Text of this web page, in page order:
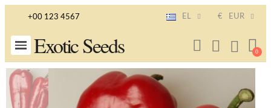
+00 123 4567 EL € EUR
Exotic Seeds